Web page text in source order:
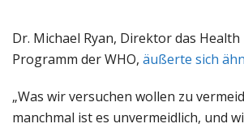
Dr. Michael Ryan, Direktor das Health
Programm der WHO, äußerte sich
„Was wir versuchen wollen zu
manchmal ist es unvermeidlich, und